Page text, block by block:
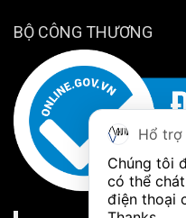
BỘ CÔNG THƯƠNG
Hổ trợ
Chúng tôi
có thể
điện thoại